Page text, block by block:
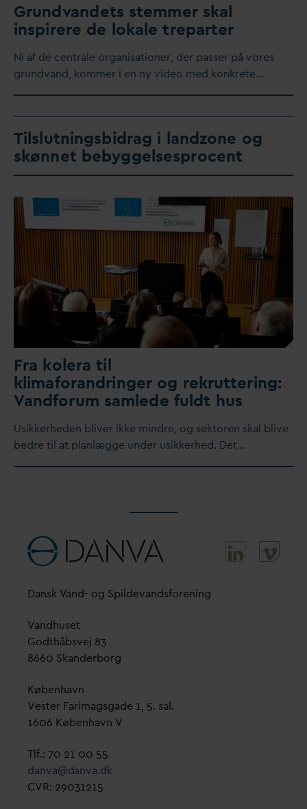
Grundvandets stemmer skal
inspirere de lokale treparter
​Ni af de centrale organisationer, der passer på vores
grundvand, kommer i en ny video med konkrete…
Tilslutningsbidrag i landzone og
skønnet bebyggelsesprocent
Fra kolera til
klimaforandringer og rekruttering:
Vandforum samlede fuldt hus
Usikkerheden bliver ikke mindre, og sektoren skal blive
bedre til at planlægge under usikkerhed. Det…
Dansk Vand- og Spildevandsforening
Vandhuset
Godthåbsvej 83
8660 Skanderborg
København
Vester Farimagsgade 1, 5. sal.
1606 København V
Tlf.: 70 21 00 55
danva@danva.dk
CVR: 29031215